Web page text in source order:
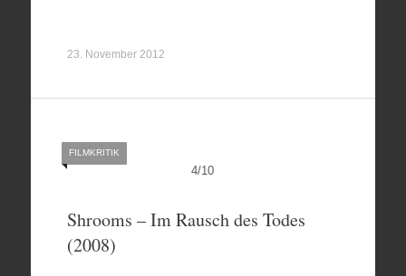
23. November 2012
4/10
FILMKRITIK
Shrooms – Im Rausch des Todes
(2008)